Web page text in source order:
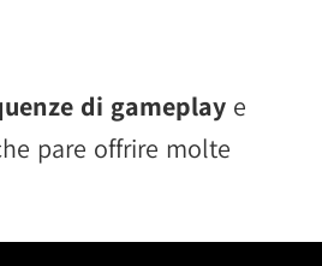
di gameplay e
pare offrire molte